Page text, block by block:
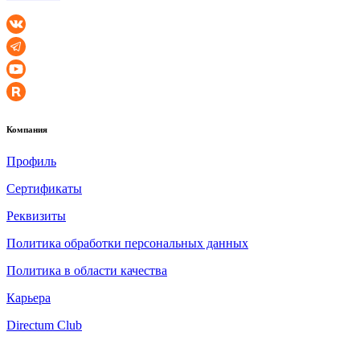
Компания
Профиль
Сертификаты
Реквизиты
Политика обработки персональных данных
Политика в области качества
Карьера
Directum Club